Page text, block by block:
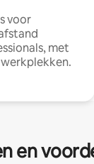
voor
met
en